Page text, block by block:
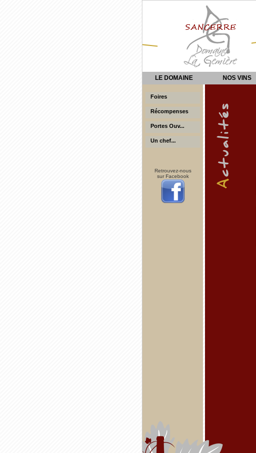
LE DOMAINE NOS VINS
Foires
Récompenses
Portes Ouv...
Un chef...
Retrouvez-nous
sur Facebook